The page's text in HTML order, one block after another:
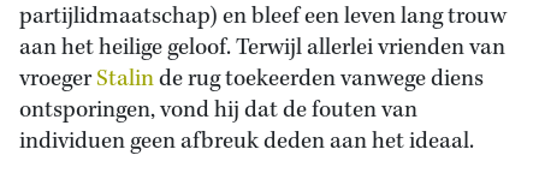
partijlidmaatschap) en bleef een leven lang trouw
aan het heilige geloof. Terwijl allerlei vrienden van
vroegerStalinde rug toekeerden vanwege diens
ontsporingen, vond hij dat de fouten van
individuen geen afbreuk deden aan het ideaal.